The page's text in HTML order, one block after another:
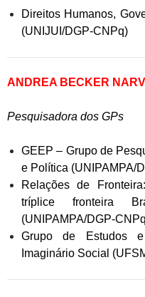
Direitos Humanos,
(UNIJUI/DGP-CNPq)
ANDREA BECKER
Pesquisadora dos GPs
GEEP – Grupo de
e Política (UNIPAMPA/
Relações de
tríplice fronteira
(UNIPAMPA/DGP-
Grupo de Estudos
Imaginário Social